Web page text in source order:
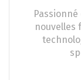
nouvelles